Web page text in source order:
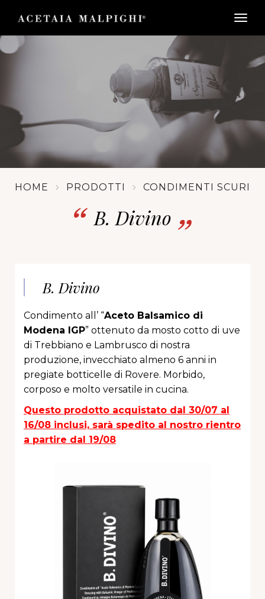
HOME PRODOTTI CONDIMENTI SCURI
B. Divino
B. Divino
Condimento all’ “Aceto Balsamico di
Modena IGP” ottenuto da mosto cotto di uve
di Trebbiano e Lambrusco di nostra
produzione, invecchiato almeno 6 anni in
pregiate botticelle di Rovere. Morbido,
corposo e molto versatile in cucina.
Questo prodotto acquistato dal 30/07 al
16/08 inclusi, sarà spedito al nostro rientro
a partire dal 19/08